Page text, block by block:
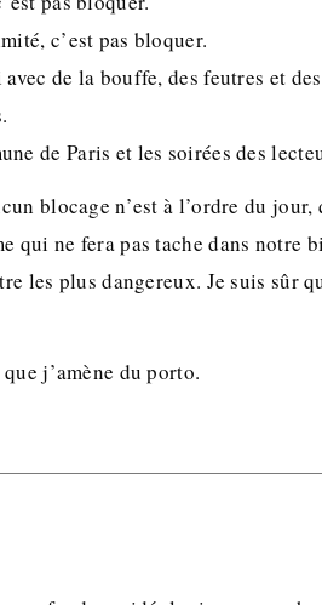
c’est pas bloquer.
de la bouffe, des feutres et
de Paris et les soirées des
blocage n’est à l’ordre du jour,
qui ne fera pas tache dans notre
les plus dangereux. Je suis sûr
j’amène du porto.